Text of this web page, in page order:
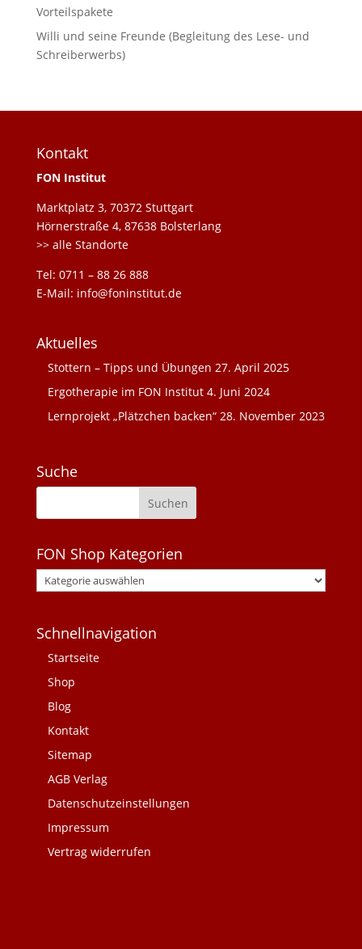
Vorteilspakete
Willi und seine Freunde (Begleitung des Lese- und
Schreiberwerbs)
Kontakt
FON Institut
Marktplatz 3, 70372 Stuttgart
Hörnerstraße 4, 87638 Bolsterlang
>> alle Standorte
Tel: 0711 – 88 26 888
E-Mail: info@foninstitut.de
Aktuelles
Stottern – Tipps und Übungen 27. April 2025
Ergotherapie im FON Institut 4. Juni 2024
Lernprojekt „Plätzchen backen“ 28. November 2023
Suche
FON Shop Kategorien
Schnellnavigation
Startseite
Shop
Blog
Kontakt
Sitemap
AGB Verlag
Datenschutzeinstellungen
Impressum
Vertrag widerrufen